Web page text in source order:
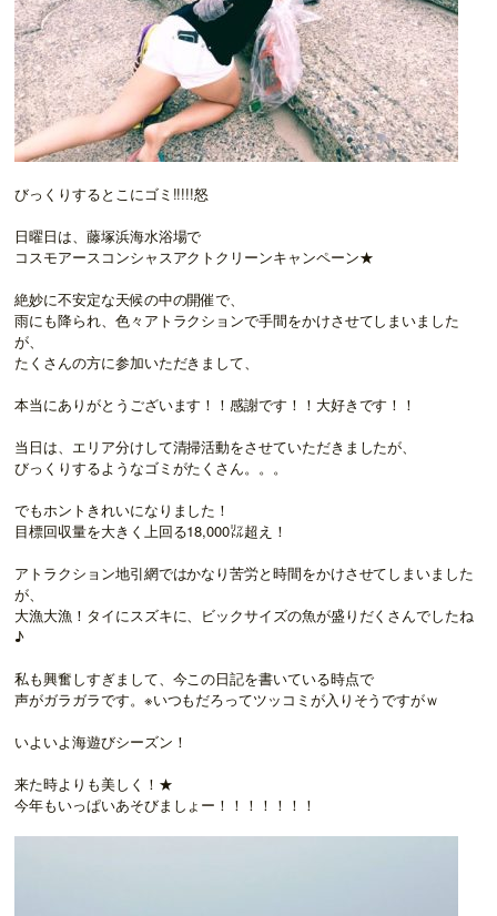
びっくりするとこにゴミ!!!!!怒
日曜日は、藤塚浜海水浴場で
コスモアースコンシャスアクトクリーンキャンペーン★
絶妙に不安定な天候の中の開催で、
雨にも降られ、色々アトラクションで手間をかけさせてしまいました
が、
たくさんの方に参加いただきまして、
本当にありがとうございます！！感謝です！！大好きです！！
当日は、エリア分けして清掃活動をさせていただきましたが、
びっくりするようなゴミがたくさん。。。
でもホントきれいになりました！
目標回収量を大きく上回る18,000㍑超え！
アトラクション地引網ではかなり苦労と時間をかけさせてしまいました
が、
大漁大漁！タイにスズキに、ビックサイズの魚が盛りだくさんでしたね
♪
私も興奮しすぎまして、今この日記を書いている時点で
声がガラガラです。※いつもだろってツッコミが入りそうですがｗ
いよいよ海遊びシーズン！
来た時よりも美しく！★
今年もいっぱいあそびましょー！！！！！！！